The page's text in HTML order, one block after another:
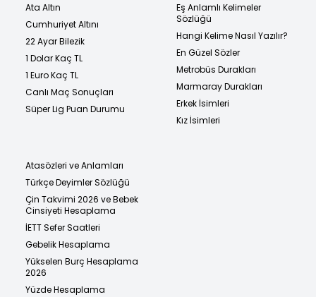
Ata Altın
Cumhuriyet Altını
22 Ayar Bilezik
1 Dolar Kaç TL
1 Euro Kaç TL
Canlı Maç Sonuçları
Süper Lig Puan Durumu
Eş Anlamlı Kelimeler
Sözlüğü
Hangi Kelime Nasıl Yazılır?
En Güzel Sözler
Metrobüs Durakları
Marmaray Durakları
Erkek İsimleri
Kız İsimleri
Atasözleri ve Anlamları
Türkçe Deyimler Sözlüğü
Çin Takvimi 2026 ve Bebek
Cinsiyeti Hesaplama
İETT Sefer Saatleri
Gebelik Hesaplama
Yükselen Burç Hesaplama
2026
Yüzde Hesaplama